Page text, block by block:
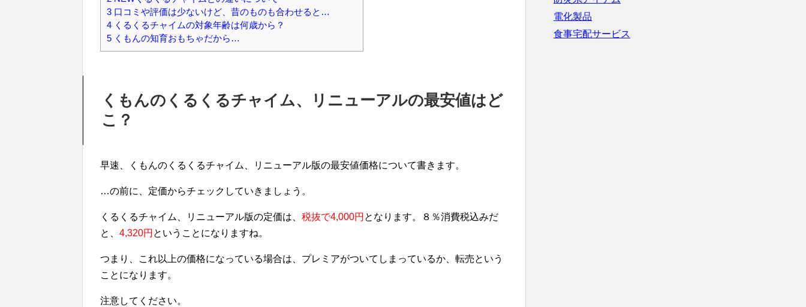
3 口コミや評価は少ないけど、昔のものも合わせると…
4 くるくるチャイムの対象年齢は何歳から？
5 くもんの知育おもちゃだから…
くもんのくるくるチャイム、リニューアルの最安値はど
こ？
早速、くもんのくるくるチャイム、リニューアル版の最安値価格について書きます。
…の前に、定価からチェックしていきましょう。
くるくるチャイム、リニューアル版の定価は、 税抜で4,000円 となります。８％消費税込みだ
と、 4,320円 ということになりますね。
つまり、これ以上の価格になっている場合は、プレミアがついてしまっているか、転売という
ことになります。
注意してください。
電化製品
食事宅配サービス